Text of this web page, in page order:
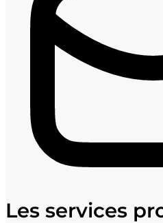
Les services